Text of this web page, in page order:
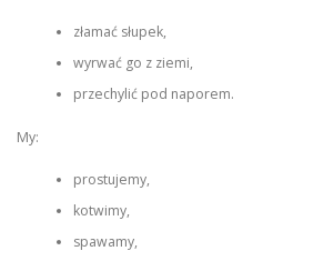
złamać słupek,
wyrwać go z ziemi,
przechylić pod naporem.
My:
prostujemy,
kotwimy,
spawamy,